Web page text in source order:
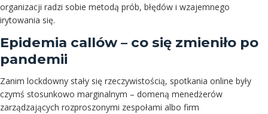
organizacji radzi sobie metodą prób, błędów i wzajemnego
irytowania się.
Epidemia callów – co się zmieniło po
pandemii
Zanim lockdowny stały się rzeczywistością, spotkania online były
czymś stosunkowo marginalnym – domeną menedżerów
zarządzających rozproszonymi zespołami albo firm